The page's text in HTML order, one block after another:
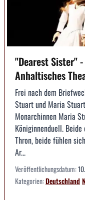
"Dearest Sister"
Anhaltisches
Frei nach dem
Stuart und Maria
Monarchinnen Maria
Königinnenduell.
Thron, beide fühlen
Ar...
Veröffentlichungsdatum:
Kategorien:Deutschland